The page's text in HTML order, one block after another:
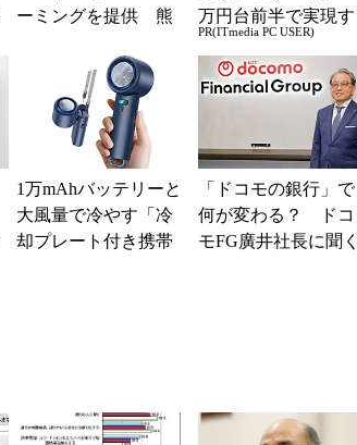
ーミングを提供 熊
万円台前半で実現す
る快適PCライフ
PR(ITmedia PC USER)
1万mAhバッテリーと
大風量で冷やす「冷
却プレート付き携帯
「ドコモの銀行」で
何が変わる？ ドコ
モFG廣井社長に聞く